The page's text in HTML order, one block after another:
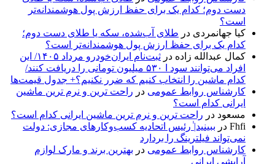
دست دوم؛ کدام یک برای حفظ ارزش پول هوشمندانه‌تر
است؟
کیا جهانمردی در طلای آب‌شده، سکه یا طلای دست دوم؛
کدام یک برای حفظ ارزش پول هوشمندانه‌تر است؟
کمال عبدالله زاده در
ثبت‌نام ایران‌خودرو مرداد ۱۴۰۵/ این
افراد می‌توانند سود ا ۵۳۰ میلیون تومانی را دریافت کنند/
کدام ماشین را انتخاب کنیم که ضرر نکنیم؟+ جدول قیمت‌ها
کارشناس روابط عمومی در راحت ترین و نرم ترین ماشین
ایرانی کدام است؟
مسعود در راحت ترین و نرم ترین ماشین ایرانی کدام است؟
Fhfi در ببینید| ٰرئیس اتحادیه کسب‌وکارهای مجازی: دولت
نمی‌تواند فیلترینگ را بردارد
کارشناس روابط عمومی در بهترین برند و مارک لوازم
آرایشی ایرانی